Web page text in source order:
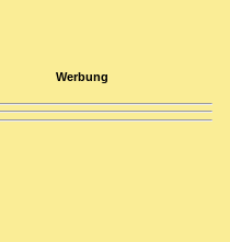
Werbung